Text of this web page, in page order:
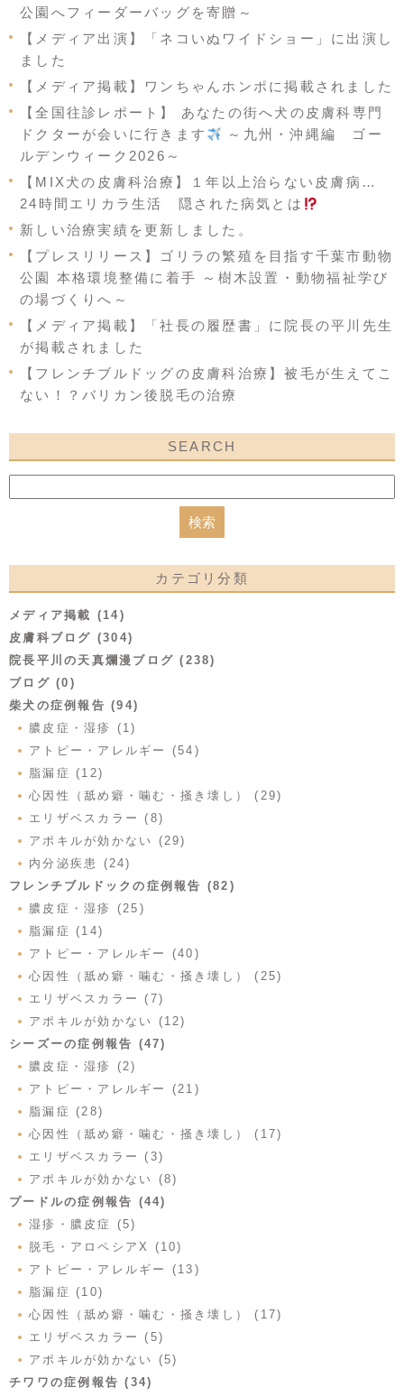
公園へフィーダーバッグを寄贈～
【メディア出演】「ネコいぬワイドショー」に出演し
ました
【メディア掲載】ワンちゃんホンポに掲載されました
【全国往診レポート】 あなたの街へ犬の皮膚科専門
ドクターが会いに行きます
～九州・沖縄編 ゴー
ルデンウィーク2026～
【MIX犬の皮膚科治療】１年以上治らない皮膚病…
24時間エリカラ生活 隠された病気とは
新しい治療実績を更新しました。
【プレスリリース】ゴリラの繁殖を目指す千葉市動物
公園 本格環境整備に着手 ～樹木設置・動物福祉学び
の場づくりへ～
【メディア掲載】「社長の履歴書」に院長の平川先生
が掲載されました
【フレンチブルドッグの皮膚科治療】被毛が生えてこ
ない！？バリカン後脱毛の治療
SEARCH
カテゴリ分類
メディア掲載 (14)
皮膚科ブログ (304)
院長平川の天真爛漫ブログ (238)
ブログ (0)
柴犬の症例報告 (94)
膿皮症・湿疹 (1)
アトピー・アレルギー (54)
脂漏症 (12)
心因性（舐め癖・噛む・掻き壊し） (29)
エリザベスカラー (8)
アポキルが効かない (29)
内分泌疾患 (24)
フレンチブルドックの症例報告 (82)
膿皮症・湿疹 (25)
脂漏症 (14)
アトピー・アレルギー (40)
心因性（舐め癖・噛む・掻き壊し） (25)
エリザベスカラー (7)
アポキルが効かない (12)
シーズーの症例報告 (47)
膿皮症・湿疹 (2)
アトピー・アレルギー (21)
脂漏症 (28)
心因性（舐め癖・噛む・掻き壊し） (17)
エリザベスカラー (3)
アポキルが効かない (8)
プードルの症例報告 (44)
湿疹・膿皮症 (5)
脱毛・アロペシアX (10)
アトピー・アレルギー (13)
脂漏症 (10)
心因性（舐め癖・噛む・掻き壊し） (17)
エリザベスカラー (5)
アポキルが効かない (5)
チワワの症例報告 (34)